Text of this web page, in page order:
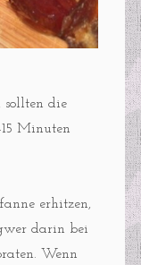
sollten die
Minuten
erhitzen,
darin bei
Wenn